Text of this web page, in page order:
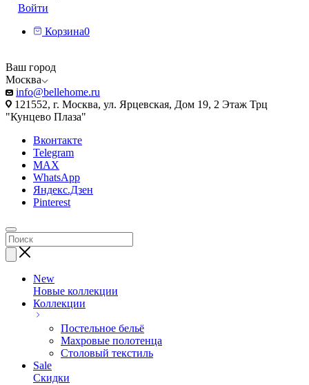
Войти
Корзина0
Ваш город
Москва
info@bellehome.ru
121552, г. Москва, ул. Ярцевская, Дом 19, 2 Этаж Трц
"Кунцево Плаза"
Вконтакте
Telegram
MAX
WhatsApp
Яндекс.Дзен
Pinterest
New
Новые коллекции
Коллекции
Постельное бельё
Махровые полотенца
Столовый текстиль
Sale
Скидки